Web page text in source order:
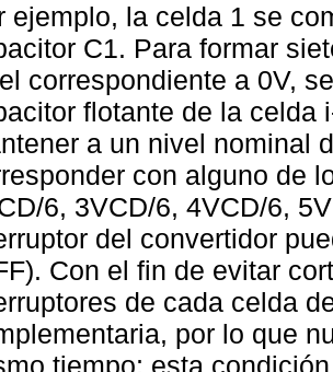
ejemplo, la celda 1 se
C1. Para formar
correspondiente a 0V,
flotante de la celda
a un nivel nominal
con alguno de
6, 3VCD/6, 4VCD/6,
del convertidor
Con el fin de evitar
de cada celda
por lo que
tiempo; esta